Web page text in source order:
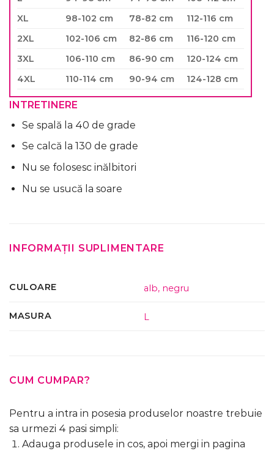
XL
98-102 cm 78-82 cm
112-116 cm
2XL
102-106 cm 82-86 cm
116-120 cm
3XL
106-110 cm 86-90 cm
120-124 cm
4XL
110-114 cm 90-94 cm 124-128 cm
INTRETINERE
Se spală la 40 de grade
Se calcă la 130 de grade
Nu se folosesc inălbitori
Nu se usucă la soare
INFORMAȚII SUPLIMENTARE
CULOARE alb, negru
MASURA L
CUM CUMPAR?
Pentru a intra in posesia produselor noastre trebuie
sa urmezi 4 pasi simpli:
Adauga produsele in cos, apoi mergi in pagina